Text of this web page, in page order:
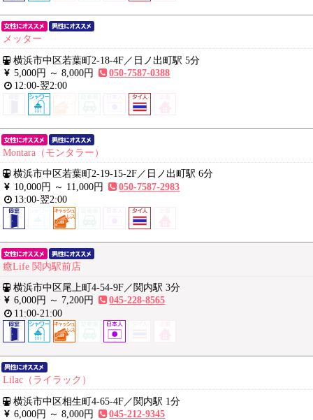
メッター
横浜市中区若葉町2-18-4F／ 日ノ出町駅 5分
5,000円 ～8,000円
050-7587-0388
12:00-翌2:00
Montara（モンタラー）
横浜市中区若葉町2-19-15-2F／ 日ノ出町駅 6分
10,000円 ～ 11,000円
050-7587-2983
13:00-翌2:00
癒Life 関内駅前店
横浜市中区尾上町4-54-9F／関内駅 3分
6,000円 ～ 7,200円
045-228-8565
11:00-21:00
Lilac（ライラック）
横浜市中区相生町4-65-4F／関内駅 1分
6,000円 ～8,000円
045-212-9345